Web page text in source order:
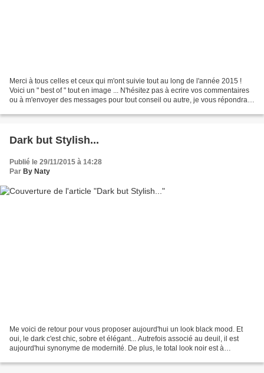
Merci à tous celles et ceux qui m'ont suivie tout au long de l'année 2015 !
Voici un " best of " tout en image ... N'hésitez pas à ecrire vos commentaires
ou à m'envoyer des messages pour tout conseil ou autre, je vous répondrai
Dark but Stylish...
Publié le 29/11/2015 à 14:28
Par By Naty
Me voici de retour pour vous proposer aujourd'hui un look black mood. Et
oui, le dark c'est chic, sobre et élégant... Autrefois associé au deuil, il est
aujourd'hui synonyme de modernité. De plus, le total look noir est à